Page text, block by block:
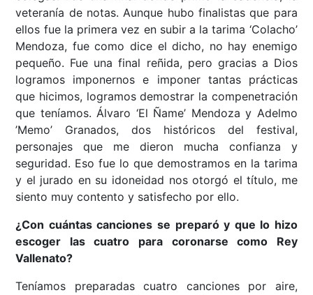
veteranía de notas. Aunque hubo finalistas que para
ellos fue la primera vez en subir a la tarima ‘Colacho’
Mendoza, fue como dice el dicho, no hay enemigo
pequeño. Fue una final reñida, pero gracias a Dios
logramos imponernos e imponer tantas prácticas
que hicimos, logramos demostrar la compenetración
que teníamos. Álvaro ‘El Ñame’ Mendoza y Adelmo
’Memo’ Granados, dos históricos del festival,
personajes que me dieron mucha confianza y
seguridad. Eso fue lo que demostramos en la tarima
y el jurado en su idoneidad nos otorgó el título, me
siento muy contento y satisfecho por ello.
¿Con cuántas canciones se preparó y que lo hizo
escoger las cuatro para coronarse como Rey
Vallenato?
Teníamos preparadas cuatro canciones por aire,